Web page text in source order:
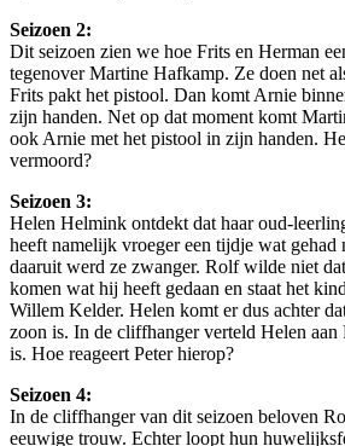
Seizoen 2:
Dit seizoen zien we hoe Frits en Herman
tegenover Martine Hafkamp. Ze doen net
Frits pakt het pistool. Dan komt Arnie
zijn handen. Net op dat moment komt
ook Arnie met het pistool in zijn handen.
vermoord?
Seizoen 3:
Helen Helmink ontdekt dat haar oud-
heeft namelijk vroeger een tijdje wat gehad
daaruit werd ze zwanger. Rolf wilde niet
komen wat hij heeft gedaan en staat het
Willem Kelder. Helen komt er dus achter
zoon is. In de cliffhanger verteld Helen aan
is. Hoe reageert Peter hierop?
Seizoen 4:
In de cliffhanger van dit seizoen beloven
eeuwige trouw. Echter loopt hun